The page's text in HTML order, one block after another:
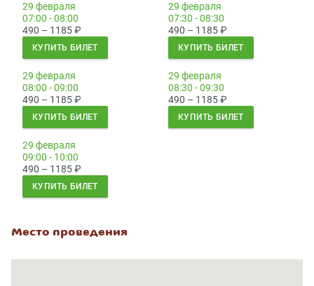
29 февраля
07:00 - 08:00
490 – 1185₽
КУПИТЬ БИЛЕТ
29 февраля
07:30 - 08:30
490 – 1185₽
КУПИТЬ БИЛЕТ
29 февраля
08:00 - 09:00
490 – 1185₽
КУПИТЬ БИЛЕТ
29 февраля
08:30 - 09:30
490 – 1185₽
КУПИТЬ БИЛЕТ
29 февраля
09:00 - 10:00
490 – 1185₽
КУПИТЬ БИЛЕТ
Место проведения